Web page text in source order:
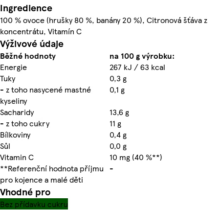
Ingredience
100 % ovoce (hrušky 80 %, banány 20 %), Citronová šťáva z
koncentrátu, Vitamín C
Výživové údaje
Běžné hodnoty
na 100 g výrobku:
Energie
267 kJ / 63 kcal
Tuky
0,3 g
- z toho nasycené mastné
kyseliny
0,1 g
Sacharidy
13,6 g
- z toho cukry
11 g
Bílkoviny
0,4 g
Sůl
0,0 g
Vitamin C
10 mg (40 %**)
**Referenční hodnota příjmu
pro kojence a malé děti
-
Vhodné pro
Bez přídavku cukru